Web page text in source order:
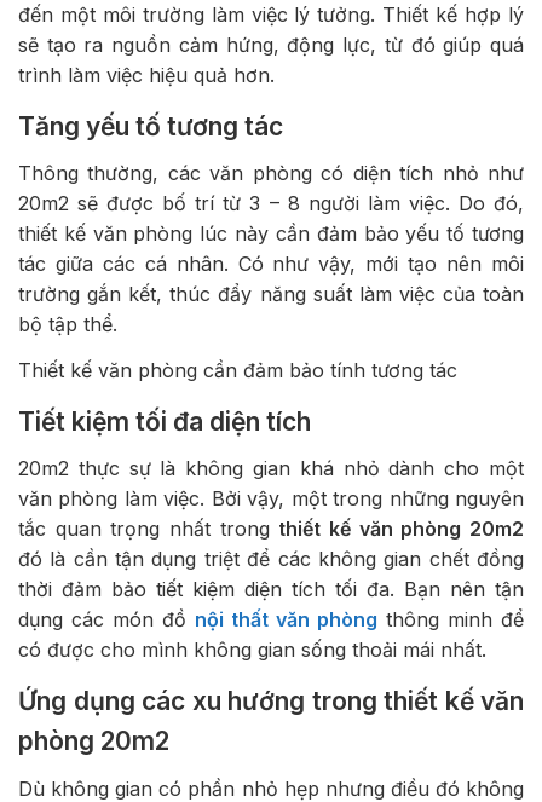
đến một môi trường làm việc lý tưởng. Thiết kế hợp lý
sẽ tạo ra nguồn cảm hứng, động lực, từ đó giúp quá
trình làm việc hiệu quả hơn.
Tăng yếu tố tương tác
Thông thường, các văn phòng có diện tích nhỏ như
20m2 sẽ được bố trí từ 3 – 8 người làm việc. Do đó,
thiết kế văn phòng lúc này cần đảm bảo yếu tố tương
tác giữa các cá nhân. Có như vậy, mới tạo nên môi
trường gắn kết, thúc đẩy năng suất làm việc của toàn
bộ tập thể.
Thiết kế văn phòng cần đảm bảo tính tương tác
Tiết kiệm tối đa diện tích
20m2 thực sự là không gian khá nhỏ dành cho một
văn phòng làm việc. Bởi vậy, một trong những nguyên
tắc quan trọng nhất trong thiết kế văn phòng 20m2
đó là cần tận dụng triệt để các không gian chết đồng
thời đảm bảo tiết kiệm diện tích tối đa. Bạn nên tận
dụng các món đồ nội thất văn phòng thông minh để
có được cho mình không gian sống thoải mái nhất.
Ứng dụng các xu hướng trong thiết kế văn
phòng 20m2
Dù không gian có phần nhỏ hẹp nhưng điều đó không